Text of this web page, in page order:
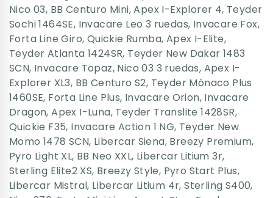
Nico 03, BB Centuro Mini,Apex I-Explorer 4, Teyder
Sochi 1464SE, Invacare Leo 3 ruedas, Invacare Fox,
Forta Line Giro, Quickie Rumba, Apex I-Elite,
Teyder Atlanta 1424SR, Teyder New Dakar 1483
SCN, Invacare Topaz, Nico 03 3 ruedas, Apex I-
Explorer XL3, BB Centuro S2, Teyder Mónaco Plus
1460SE, Forta Line Plus, Invacare Orion, Invacare
Dragon,Apex I-Luna, Teyder Translite 1428SR,
Quickie F35, Invacare Action 1 NG, Teyder New
Momo 1478 SCN, Libercar Siena, Breezy Premium,
Pyro Light XL, BB Neo XXL, Libercar Litium 3r,
Sterling Elite2 XS, Breezy Style, Pyro Start Plus,
Libercar Mistral, Libercar Litium 4r,Sterling S400,